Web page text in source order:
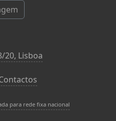
20, Lisboa
para rede fixa nacional